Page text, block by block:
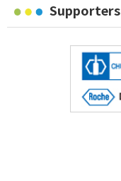
Supporters